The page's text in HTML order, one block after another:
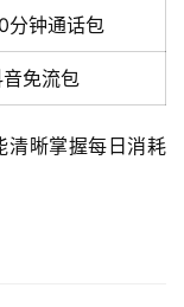
分钟通话包
免流包
清晰掌握每日消耗